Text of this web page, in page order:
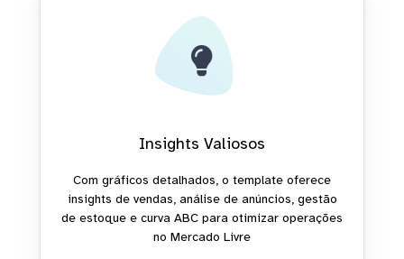
Insights Valiosos
Com gráficos detalhados, o template oferece
insights de vendas, análise de anúncios, gestão
de estoque e curva ABC para otimizar operações
no Mercado Livre